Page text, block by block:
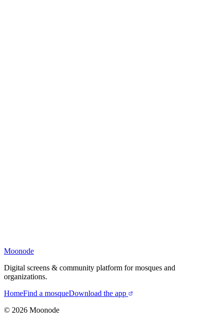
Moonode
Digital screens & community platform for mosques and
organizations.
HomeFind a mosqueDownload the app
© 2026 Moonode